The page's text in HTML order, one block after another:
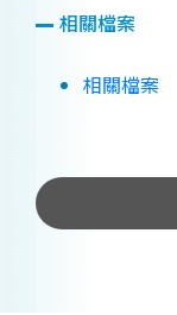
相關檔案
相關檔案